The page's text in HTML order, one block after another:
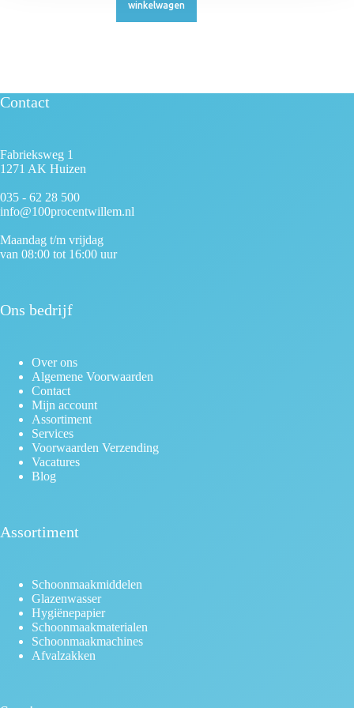
winkelwagen
Contact
Fabrieksweg 1
1271 AK Huizen
035 - 62 28 500
info@100procentwillem.nl
Maandag t/m vrijdag
van 08:00 tot 16:00 uur
Ons bedrijf
Over ons
Algemene Voorwaarden
Contact
Mijn account
Assortiment
Services
Voorwaarden Verzending
Vacatures
Blog
Assortiment
Schoonmaakmiddelen
Glazenwasser
Hygiënepapier
Schoonmaakmaterialen
Schoonmaakmachines
Afvalzakken